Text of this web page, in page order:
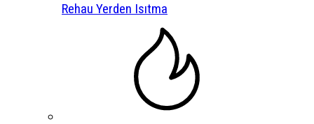
Rehau Yerden Isıtma